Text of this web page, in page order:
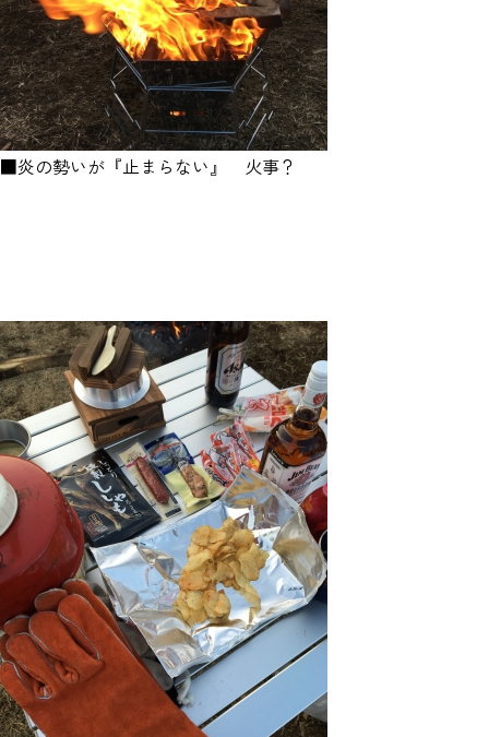
■炎の勢いが『止まらない』 火事？